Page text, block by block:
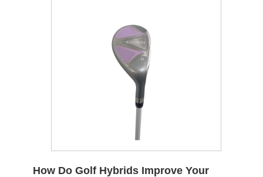
How Do Golf Hybrids Improve Your